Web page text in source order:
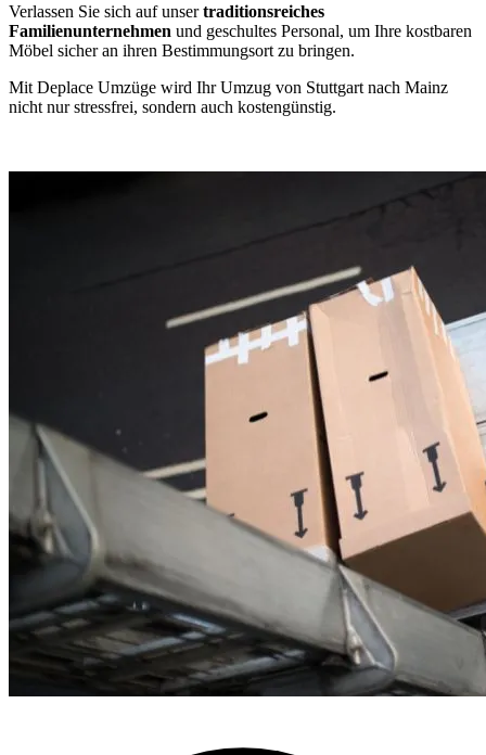
Verlassen Sie sich auf unsertraditionsreiches
Familienunternehmen und geschultes Personal, um Ihre kostbaren
Möbel sicher an ihren Bestimmungsort zu bringen.
Mit Deplace Umzüge wird Ihr Umzug von Stuttgart nach Mainz
nicht nur stressfrei, sondern auch kostengünstig.